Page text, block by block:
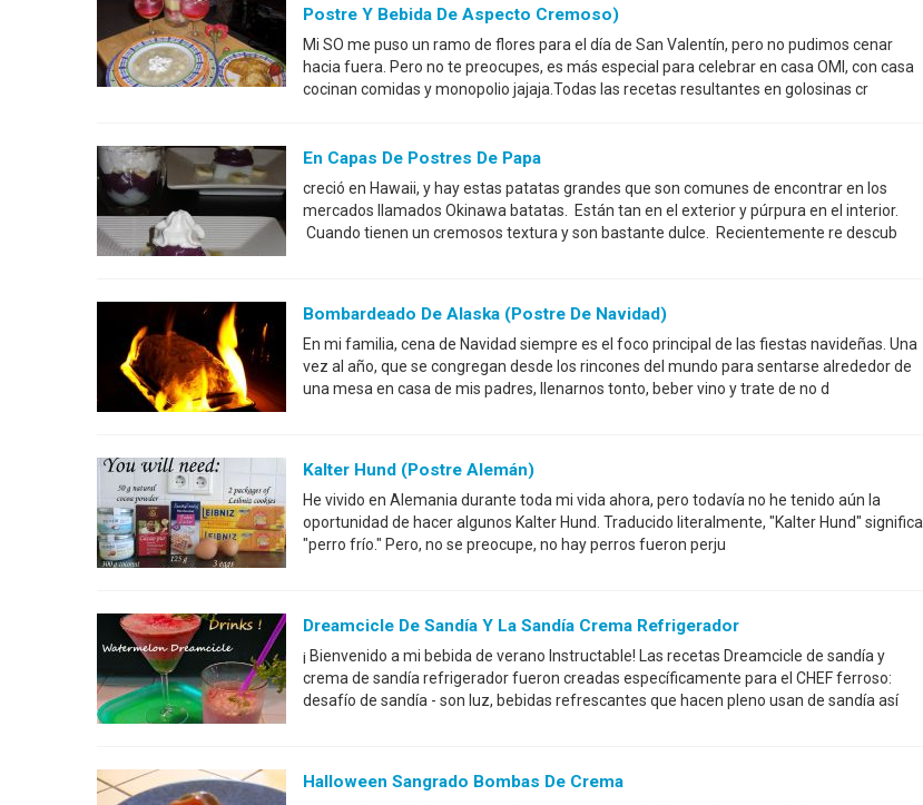
Postre Y Bebida De Aspecto Cremoso)
Mi SO me puso un ramo de flores para el día de San Valentín, pero no pudimos cenar
hacia fuera. Pero no te preocupes, es más especial para celebrar en casa OMI, con casa
cocinan comidas y monopolio jajaja.Todas las recetas resultantes en golosinas cr
En Capas De Postres De Papa
creció en Hawaii, y hay estas patatas grandes que son comunes de encontrar en los
mercados llamados Okinawa batatas. Están tan en el exterior y púrpura en el interior.
Cuando tienen un cremosos textura y son bastante dulce. Recientemente re descub
Bombardeado De Alaska (postre De Navidad)
En mi familia, cena de Navidad siempre es el foco principal de las fiestas navideñas. Una
vez al año, que se congregan desde los rincones del mundo para sentarse alrededor de
una mesa en casa de mis padres, llenarnos tonto, beber vino y trate de no d
Kalter Hund (postre Alemán)
He vivido en Alemania durante toda mi vida ahora, pero todavía no he tenido aún la
oportunidad de hacer algunos Kalter Hund. Traducido literalmente, "Kalter Hund" significa
"perro frío." Pero, no se preocupe, no hay perros fueron perju
Dreamcicle De Sandía Y La Sandía Crema Refrigerador
¡ Bienvenido a mi bebida de verano Instructable! Las recetas Dreamcicle de sandía y
crema de sandía refrigerador fueron creadas específicamente para el CHEF ferroso:
desafío de sandía - son luz, bebidas refrescantes que hacen pleno usan de sandía así
Halloween Sangrado Bombas De Crema